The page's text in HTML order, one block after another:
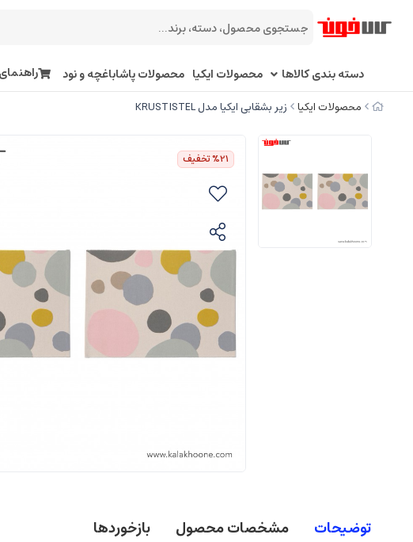
دسته بندی کالاها محصولات ایکیا محصولات پاشاباغچه و نود
محصولات ایکیا زیر بشقابی ایکیا مدل KRUSTISTEL
%21تخفیف
توضیحات مشخصات محصول بازخوردها